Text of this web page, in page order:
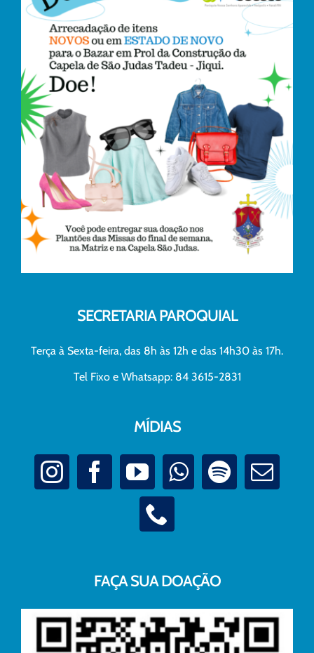
SECRETARIA PAROQUIAL
Terça à Sexta-feira, das 8h às 12h e das 14h30 às 17h.
Tel Fixo e Whatsapp: 84 3615-2831
MÍDIAS
FAÇA SUA DOAÇÃO